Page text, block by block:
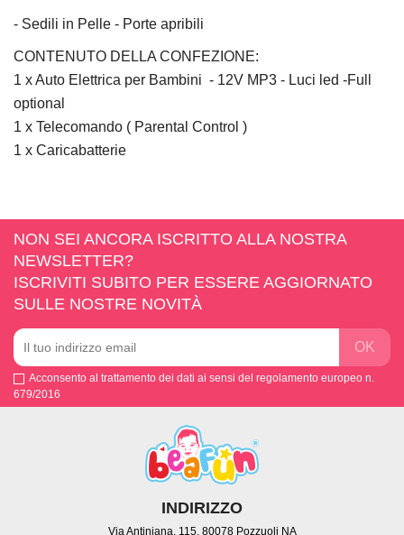
- Sedili in Pelle - Porte apribili
CONTENUTO DELLA CONFEZIONE:
1 x Auto Elettrica per Bambini - 12V MP3 - Luci led -Full
optional
1 x Telecomando ( Parental Control )
1 x Caricabatterie
NON SEI ANCORA ISCRITTO ALLA NOSTRA
NEWSLETTER?
ISCRIVITI SUBITO PER ESSERE AGGIORNATO
SULLE NOSTRE NOVITÀ
Acconsento al trattamento dei dati ai sensi del regolamento europeo n.
679/2016
INDIRIZZO
Via Antiniana, 115, 80078 Pozzuoli NA